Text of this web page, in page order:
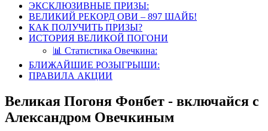
ЭКСКЛЮЗИВНЫЕ ПРИЗЫ:
ВЕЛИКИЙ РЕКОРД ОВИ – 897 ШАЙБ!
КАК ПОЛУЧИТЬ ПРИЗЫ?
ИСТОРИЯ ВЕЛИКОЙ ПОГОНИ
📊 Статистика Овечкина:
БЛИЖАЙШИЕ РОЗЫГРЫШИ:
ПРАВИЛА АКЦИИ
Великая Погоня Фонбет - включайся с
Александром Овечкиным